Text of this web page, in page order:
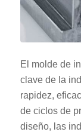
El molde de
clave de la
rapidez,
de ciclos de
diseño, las